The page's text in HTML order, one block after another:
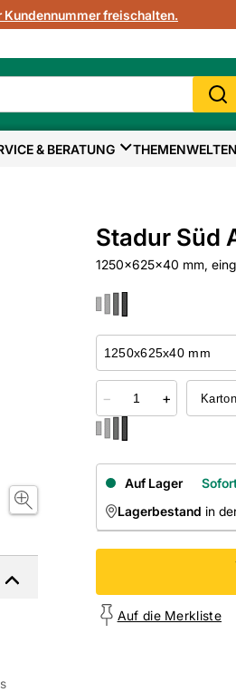
freischalten.
& BERATUNG THEMENWELTEN
Stadur Süd
1250x625x40 mm,
− +
Auf Lager
Lagerbestand in
Auf die Merkliste